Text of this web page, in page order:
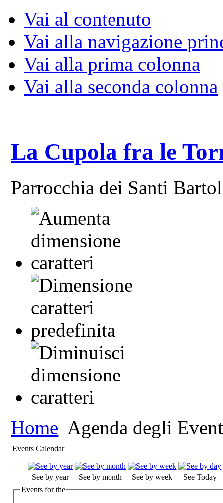
Vai al contenuto
Vai alla navigazione
Vai alla prima colonna
Vai alla seconda colonna
La Cupola fra le
Parrocchia dei Santi
Home Agenda degli
Events Calendar
See by year See by month See by week
See Today
Events for the